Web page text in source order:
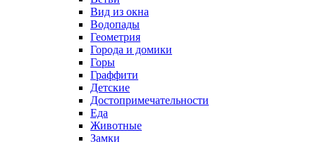
Вид из окна
Водопады
Геометрия
Города и домики
Горы
Граффити
Детские
Достопримечательности
Еда
Животные
Замки